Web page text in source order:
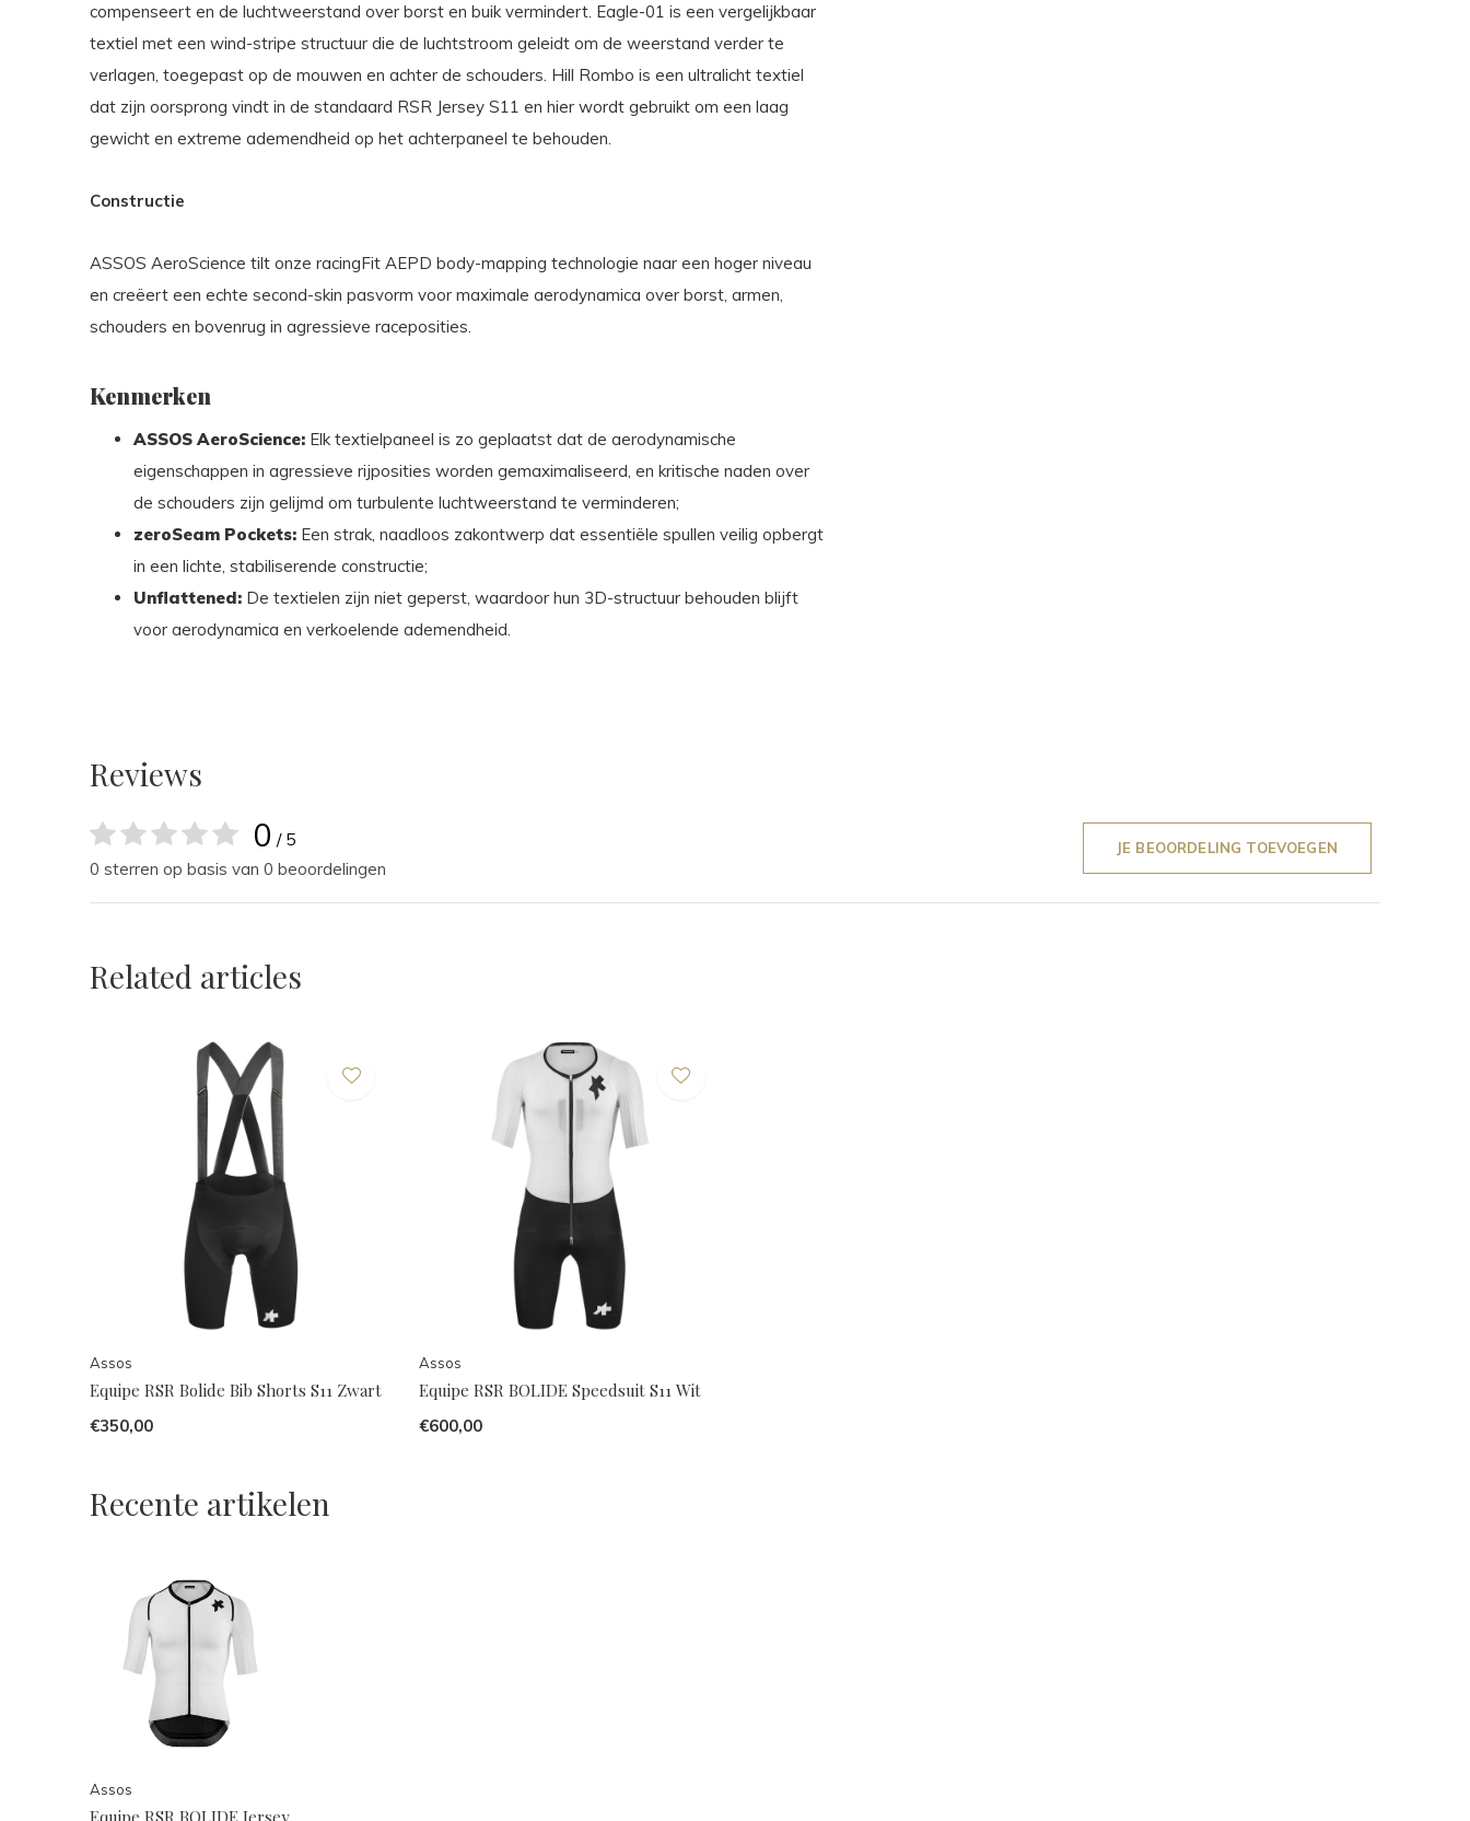
compenseert en de luchtweerstand over borst en buik vermindert. Eagle-01 is een vergelijkbaar
textiel met een wind-stripe structuur die de luchtstroom geleidt om de weerstand verder te
verlagen, toegepast op de mouwen en achter de schouders. Hill Rombo is een ultralicht textiel
dat zijn oorsprong vindt in de standaard RSR Jersey S11 en hier wordt gebruikt om een laag
gewicht en extreme ademendheid op het achterpaneel te behouden.
Constructie
ASSOS AeroScience tilt onze racingFit AEPD body-mapping technologie naar een hoger niveau
en creëert een echte second-skin pasvorm voor maximale aerodynamica over borst, armen,
schouders en bovenrug in agressieve raceposities.
Kenmerken
ASSOS AeroScience: Elk textielpaneel is zo geplaatst dat de aerodynamische
eigenschappen in agressieve rijposities worden gemaximaliseerd, en kritische naden over
de schouders zijn gelijmd om turbulente luchtweerstand te verminderen;
zeroSeam Pockets: Een strak, naadloos zakontwerp dat essentiële spullen veilig opbergt
in een lichte, stabiliserende constructie;
Unflattened: De textielen zijn niet geperst, waardoor hun 3D-structuur behouden blijft
voor aerodynamica en verkoelende ademendheid.
Reviews
0 / 5
0 sterren op basis van 0 beoordelingen
JE BEOORDELING TOEVOEGEN
Related articles
Assos
Equipe RSR Bolide Bib Shorts S11 Zwart
€350,00
Assos
Equipe RSR BOLIDE Speedsuit S11 Wit
€600,00
Recente artikelen
Assos